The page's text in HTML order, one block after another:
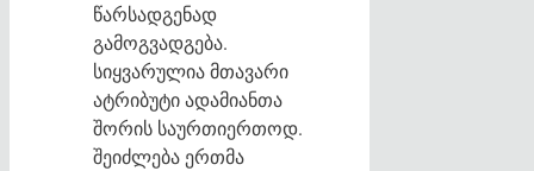
წარსადგენად
გამოგვადგება.
სიყვარულია მთავარი
ატრიბუტი ადამიანთა
შორის საურთიერთოდ.
შეიძლება ერთმა